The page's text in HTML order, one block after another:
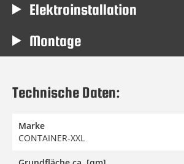
Elektroinstallation
Montage
Technische Daten:
Marke
CONTAINER-XXL